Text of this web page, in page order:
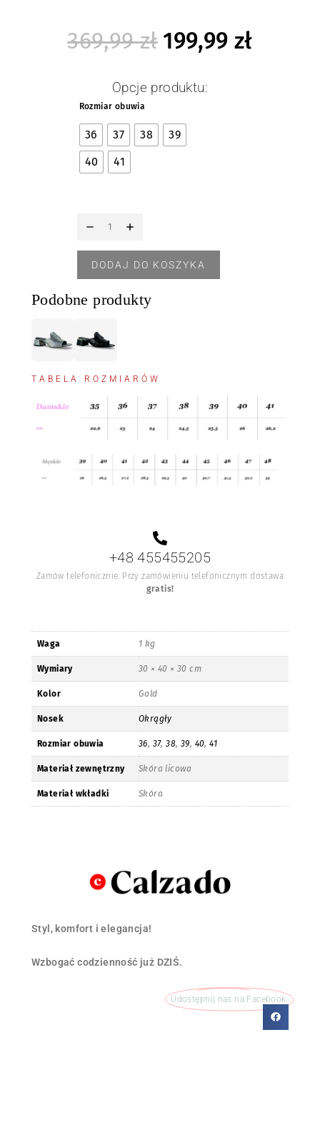
369,99zł 199,99zł
Opcje produktu:
Rozmiar obuwia
36 37 38
39
40
41
DODAJ DO KOSZYKA
Podobne produkty
TABELA ROZMIARÓW
+48 455455205
Zamów telefonicznie. Przy zamówieniu telefonicznym dostawa
gratis!
Waga 1 kg
Wymiary 30 × 40 × 30 cm
Kolor Gold
Nosek Okrągły
Rozmiar obuwia 36, 37,38, 39, 40,41
Materiał zewnętrzny Skóra licowa
Materiał wkładki Skóra
Styl, komfort i elegancja!
Wzbogać codzienność już DZIŚ.
Udostępnij nas na Facebook: